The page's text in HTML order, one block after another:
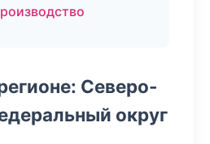
Северо-
округ